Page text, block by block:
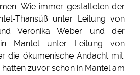
Wie immer gestalteten der
Thansüß unter Leitung von
Veronika Weber und der
Mantel unter Leitung von
die ökumenische Andacht mit.
zuvor schon in Mantel am